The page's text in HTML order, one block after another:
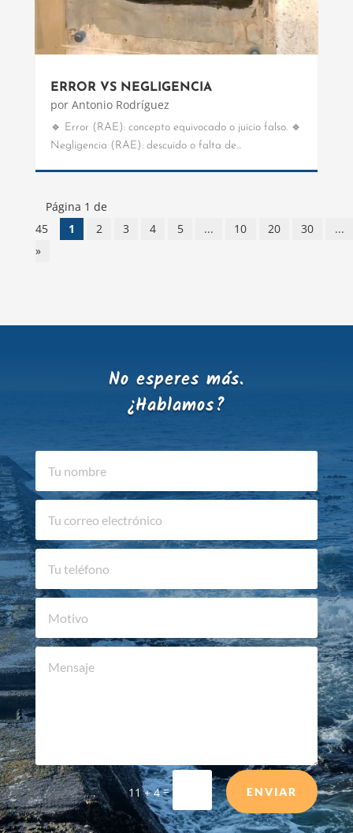
ERROR VS NEGLIGENCIA
por Antonio Rodríguez
🔹 Error (RAE): concepto equivocado o juicio falso. 🔹
Negligencia (RAE): descuido o falta de...
Página 1 de
45
1 2 3 4 5 ... 10 20 30
...
»
No esperes más.
¿Hablamos?
11 + 4= ENVIAR